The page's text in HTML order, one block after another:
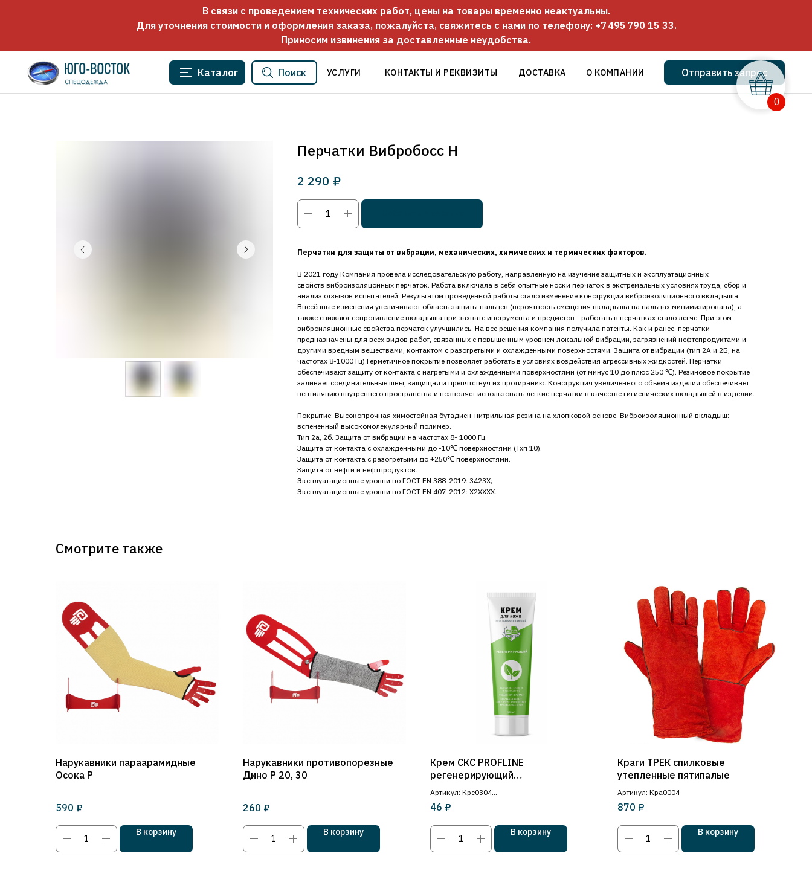
В связи с проведением технических работ, цены на товары временно неактуальны.
Для уточнения стоимости и оформления заказа, пожалуйста, свяжитесь с нами по телефону: +7 495 790 15 33.
Приносим извинения за доставленные неудобства.
Каталог Поиск Отправить запрос
УСЛУГИ КОНТАКТЫ И РЕКВИЗИТЫ ДОСТАВКА О КОМПАНИИ
Перчатки Вибробосс Н
2 290 ₽
Перчатки для защиты от вибрации, механических, химических и термических факторов.
В 2021 году Компания провела исследовательскую работу, направленную на изучение защитных и эксплуатационных
свойств виброизоляцонных перчаток. Работа включала в себя опытные носки перчаток в экстремальных условиях труда, сбор и
анализ отзывов испытателей. Результатом проведенной работы стало изменение конструкции виброизоляционного вкладыша.
Внесённые изменения увеличивают область защиты пальцев (вероятность смещения вкладыша на пальцах минимизирована), а
также снижают сопротивление вкладыша при захвате инструмента и предметов - работать в перчатках стало легче. При этом
виброиляционные свойства перчаток улучшились. На все решения компания получила патенты. Как и ранее, перчатки
предназначены для всех видов работ, связанных с повышенным уровнем локальной вибрации, загрязнений нефтепродуктами и
другими вредным веществами, контактом с разогретыми и охлажденными поверхностями. Защита от вибрации (тип 2А и 2Б, на
частотах 8-1000 Гц).Герметичное покрытие позволяет работать в условиях воздействия агрессивных жидкостей. Перчатки
обеспечивают защиту от контакта с нагретыми и охлажденными поверхностями (от минус 10 до плюс 250 ℃). Резиновое покрытие
заливает соединительные швы, защищая и препятствуя их протиранию. Конструкция увеличенного объема изделия обеспечивает
вентиляцию внутреннего пространства и позволяет использовать легкие перчатки в качестве гигиенических вкладышей в изделии.
Покрытие: Высокопрочная химостойкая бутадиен-нитрильная резина на хлопковой основе. Виброизоляционный вкладыш:
вспененный высокомолекулярный полимер.
Тип 2а, 2б. Защита от вибрации на частотах 8- 1000 Гц.
Защита от контакта с охлажденными до -10℃ поверхностями (Тхп 10).
Защита от контакта с разогретыми до +250℃ поверхностями.
Защита от нефти и нефтпродуктов.
Эксплуатационные уровни по ГОСТ EN 388-2019: 3423Х;
Эксплуатационные уровни по ГОСТ EN 407-2012: Х2ХХХХ.
Смотрите также
Нарукавники параарамидные
Осока Р
590 ₽
В корзину
Нарукавники противопорезные
Дино Р 20, 30
260 ₽
В корзину
Крем СКС PROFLINE
регенерирующий
восстанавливающий
Артикул: Кре0304
100мл.
46 ₽
В корзину
Краги ТРЕК спилковые
утепленные пятипалые
Артикул: Кра0004
870 ₽
В корзину
0